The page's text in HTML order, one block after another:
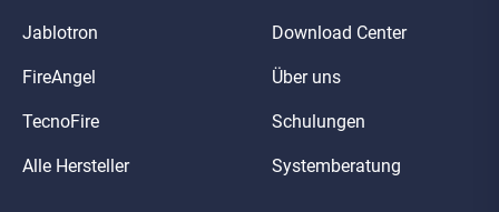
Jablotron
FireAngel
TecnoFire
Alle Hersteller
Download Center
Über uns
Schulungen
Systemberatung